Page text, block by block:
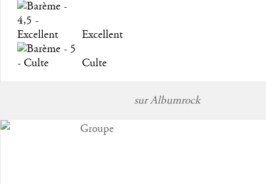
Excellent
Culte
sur Albumrock
Groupe